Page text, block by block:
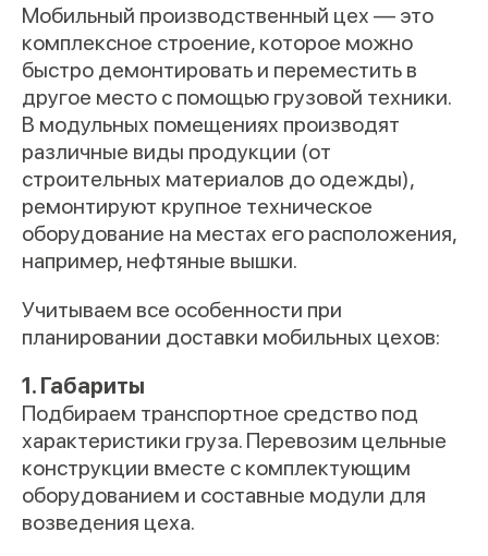
Мобильный производственный цех — это
комплексное строение, которое можно
быстро демонтировать и переместить в
другое место с помощью грузовой техники.
В модульных помещениях производят
различные виды продукции (от
строительных материалов до одежды),
ремонтируют крупное техническое
оборудование на местах его расположения,
например, нефтяные вышки.
Учитываем все особенности при
планировании доставки мобильных цехов:
1. Габариты
Подбираем транспортное средство под
характеристики груза. Перевозим цельные
конструкции вместе с комплектующим
оборудованием и составные модули для
возведения цеха.